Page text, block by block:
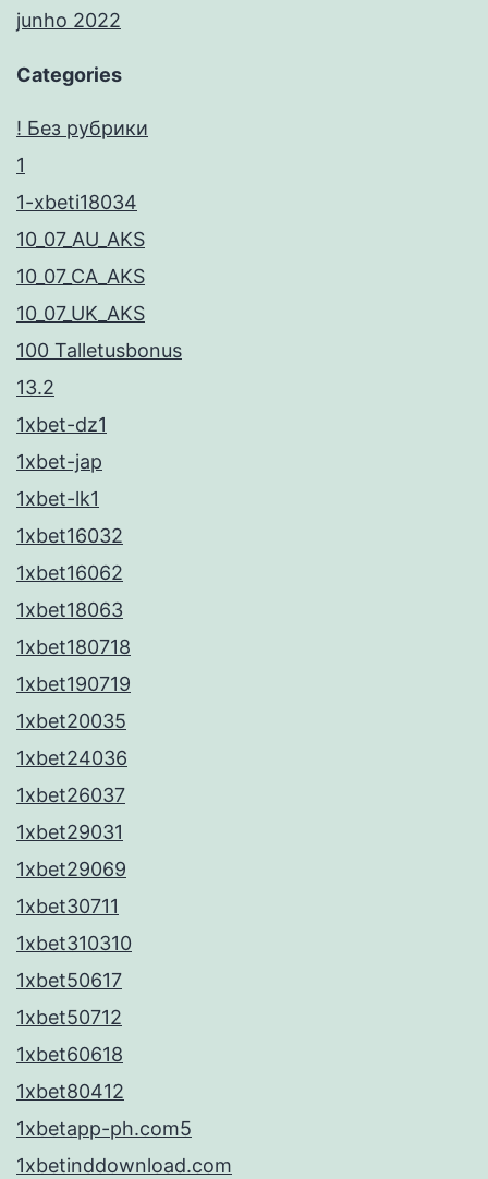
junho 2022
Categories
! Без рубрики
1
1-xbeti18034
10_07_AU_AKS
10_07_CA_AKS
10_07_UK_AKS
100 Talletusbonus
13.2
1xbet-dz1
1xbet-jap
1xbet-lk1
1xbet16032
1xbet16062
1xbet18063
1xbet180718
1xbet190719
1xbet20035
1xbet24036
1xbet26037
1xbet29031
1xbet29069
1xbet30711
1xbet310310
1xbet50617
1xbet50712
1xbet60618
1xbet80412
1xbetapp-ph.com5
1xbetinddownload.com